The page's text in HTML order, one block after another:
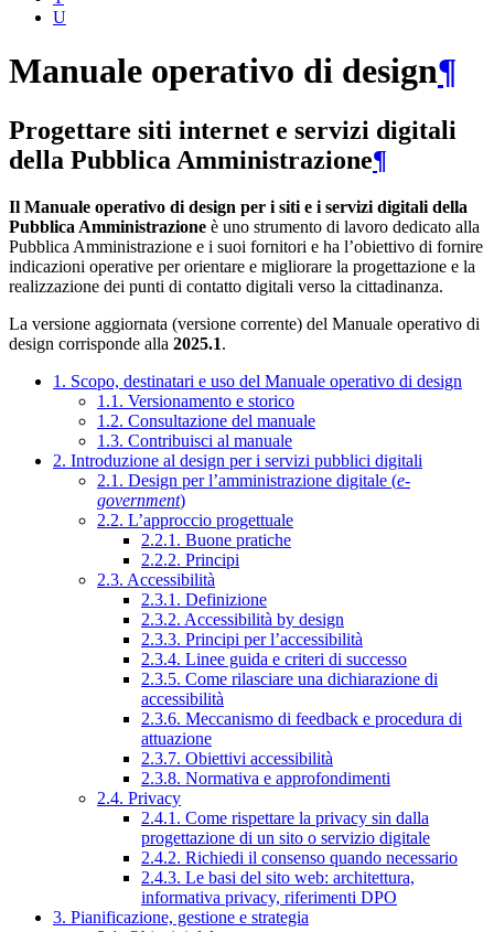
U
Manuale operativo di design¶
Progettare siti internet e servizi digitali
della Pubblica Amministrazione¶
Il Manuale operativo di design per i siti e i servizi digitali della
Pubblica Amministrazione è uno strumento di lavoro dedicato alla
Pubblica Amministrazione e i suoi fornitori e ha l’obiettivo di fornire
indicazioni operative per orientare e migliorare la progettazione e la
realizzazione dei punti di contatto digitali verso la cittadinanza.
La versione aggiornata (versione corrente) del Manuale operativo di
design corrisponde alla 2025.1.
1. Scopo, destinatari e uso del Manuale operativo di design
1.1. Versionamento e storico
1.2. Consultazione del manuale
1.3. Contribuisci al manuale
2. Introduzione al design per i servizi pubblici digitali
2.1. Design per l’amministrazione digitale (e-
government)
2.2. L’approccio progettuale
2.2.1. Buone pratiche
2.2.2. Principi
2.3. Accessibilità
2.3.1. Definizione
2.3.2. Accessibilità by design
2.3.3. Principi per l’accessibilità
2.3.4. Linee guida e criteri di successo
2.3.5. Come rilasciare una dichiarazione di
accessibilità
2.3.6. Meccanismo di feedback e procedura di
attuazione
2.3.7. Obiettivi accessibilità
2.3.8. Normativa e approfondimenti
2.4. Privacy
2.4.1. Come rispettare la privacy sin dalla
progettazione di un sito o servizio digitale
2.4.2. Richiedi il consenso quando necessario
2.4.3. Le basi del sito web: architettura,
informativa privacy, riferimenti DPO
3. Pianificazione, gestione e strategia